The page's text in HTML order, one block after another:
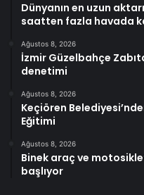
Dünyanın en uzun
saatten fazla havada
Ağustos 8, 2026
İzmir Güzelbahçe
denetimi
Ağustos 8, 2026
Keçiören
Eğitimi
Ağustos 8, 2026
Binek araç ve
başlıyor